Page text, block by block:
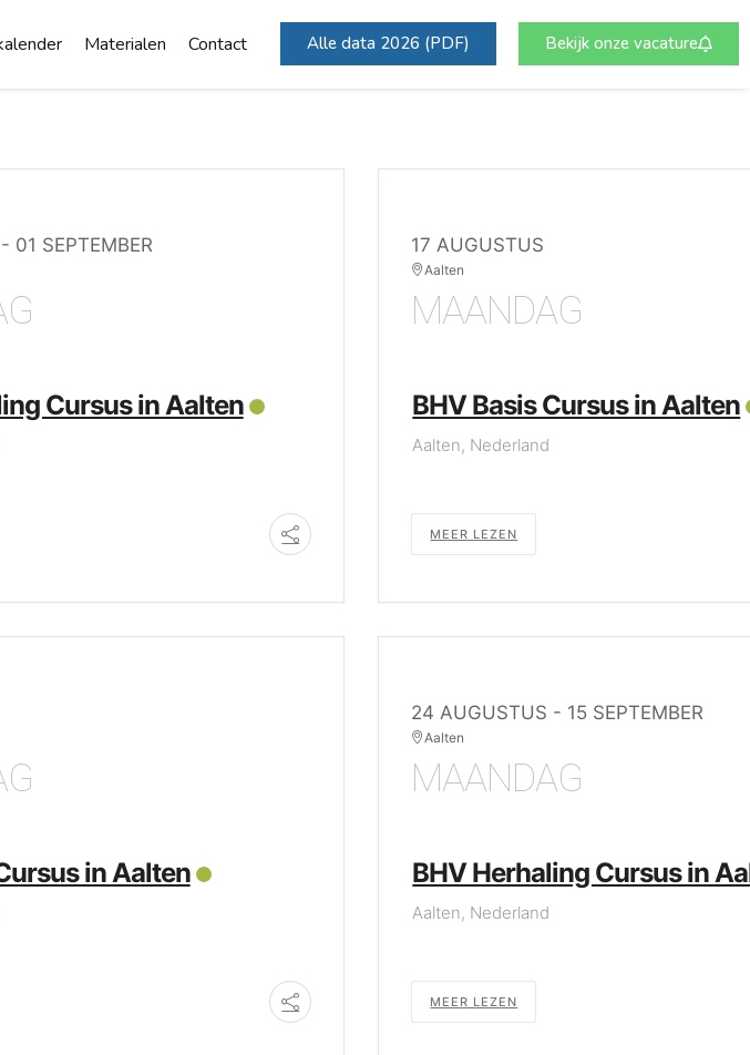
Materialen Contact Alle data 2026 (PDF) Bekijk onze vacature
- 01 SEPTEMBER
Cursus in Aalten
17 AUGUSTUS
Aalten
MAANDAG
BHV Basis Cursus in Aalten
Aalten, Nederland
MEER LEZEN
in Aalten
24 AUGUSTUS - 15 SEPTEMBER
Aalten
MAANDAG
BHV Herhaling Cursus in
Aalten, Nederland
MEER LEZEN